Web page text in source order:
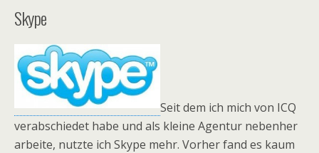
Skype
Seit dem ich mich von ICQ
verabschiedet habe und als kleine Agentur nebenher
arbeite, nutzte ich Skype mehr. Vorher fand es kaum